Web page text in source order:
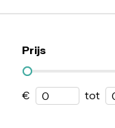
Prijs
€ tot